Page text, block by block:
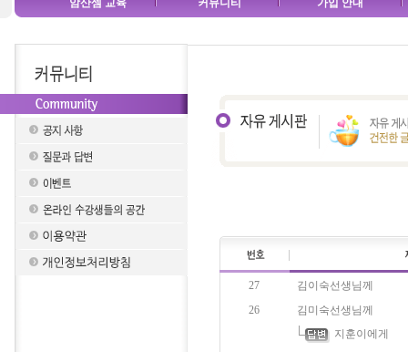
암산셈 교육 커뮤니티 가입 안내
27
김이숙선생님께
26
김미숙선생님께
지훈이에게